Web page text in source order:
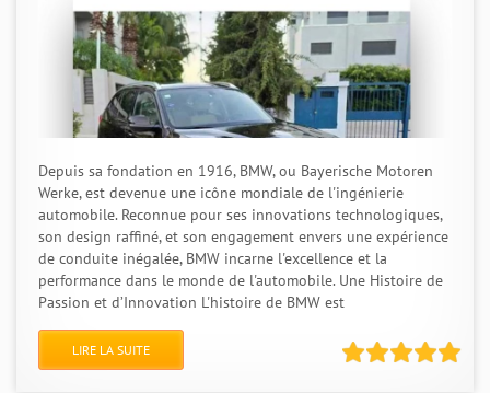
Depuis sa fondation en 1916, BMW, ou Bayerische Motoren
Werke, est devenue une icône mondiale de l'ingénierie
automobile. Reconnue pour ses innovations technologiques,
son design raffiné, et son engagement envers une expérience
de conduite inégalée, BMW incarne l'excellence et la
performance dans le monde de l'automobile. Une Histoire de
Passion et d’Innovation L'histoire de BMW est
LIRE LA SUITE